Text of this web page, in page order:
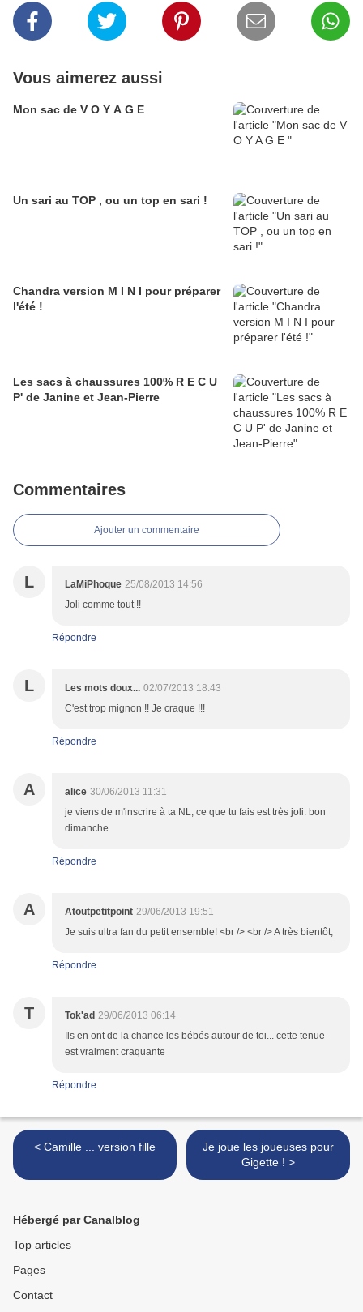
Vous aimerez aussi
Mon sac de V O Y A G E
Un sari au TOP , ou un top en sari !
Chandra version M I N I pour préparer
l'été !
Les sacs à chaussures 100% R E C U
P' de Janine et Jean-Pierre
Commentaires
Ajouter un commentaire
L LaMiPhoque 25/08/2013 14:56
Joli comme tout !!
Répondre
L Les mots doux... 02/07/2013 18:43
C'est trop mignon !! Je craque !!!
Répondre
A alice 30/06/2013 11:31
je viens de m'inscrire à ta NL, ce que tu fais est très joli. bon
dimanche
Répondre
A Atoutpetitpoint 29/06/2013 19:51
Je suis ultra fan du petit ensemble! <br /> <br /> A très bientôt,
Répondre
T Tok'ad 29/06/2013 06:14
Ils en ont de la chance les bébés autour de toi... cette tenue
est vraiment craquante
Répondre
< Camille ... version fille
Je joue les joueuses pour
Gigette ! >
Hébergé par Canalblog
Top articles
Pages
Contact